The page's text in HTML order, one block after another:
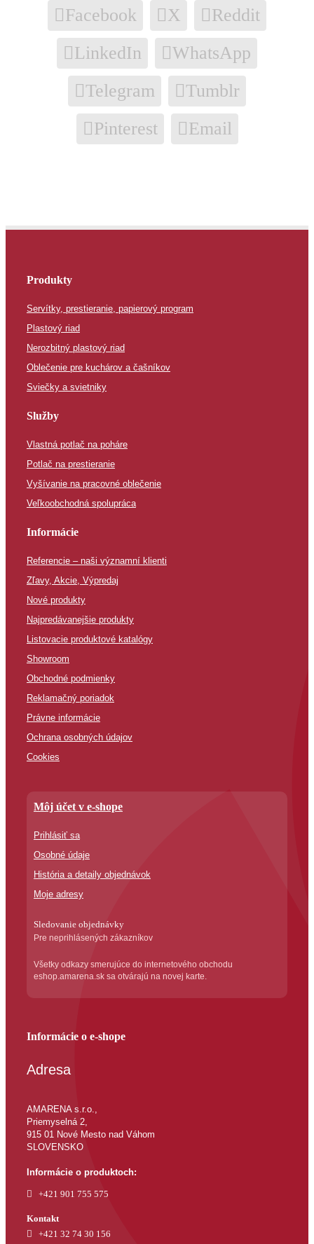
Facebook X
Reddit
LinkedIn
WhatsApp
Telegram
Tumblr
Pinterest
Email
Produkty
Servítky, prestieranie, papierový program
Plastový riad
Nerozbitný plastový riad
Oblečenie pre kuchárov a čašníkov
Sviečky a svietniky
Služby
Vlastná potlač na poháre
Potlač na prestieranie
Vyšívanie na pracovné oblečenie
Veľkoobchodná spolupráca
Informácie
Referencie – naši významní klienti
Zľavy, Akcie, Výpredaj
Nové produkty
Najpredávanejšie produkty
Listovacie produktové katalógy
Showroom
Obchodné podmienky
Reklamačný poriadok
Právne informácie
Ochrana osobných údajov
Cookies
Môj účet v e-shope
Prihlásiť sa
Osobné údaje
História a detaily objednávok
Moje adresy
Sledovanie objednávky
Pre neprihlásených zákazníkov
Všetky odkazy smerujúce do internetového obchodu
eshop.amarena.sk sa otvárajú na novej karte.
Informácie o e-shope
Adresa
AMARENA s.r.o.,
Priemyselná 2,
915 01 Nové Mesto nad Váhom
SLOVENSKO
Informácie o produktoch:
+421 901 755 575
Kontakt
+421 32 74 30 156